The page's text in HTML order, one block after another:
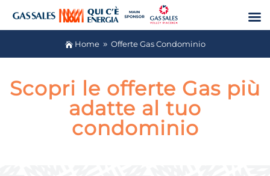
 Home 9 Offerte Gas Condominio
Scopri le offerte Gas più
adatte​ al tuo
condominio